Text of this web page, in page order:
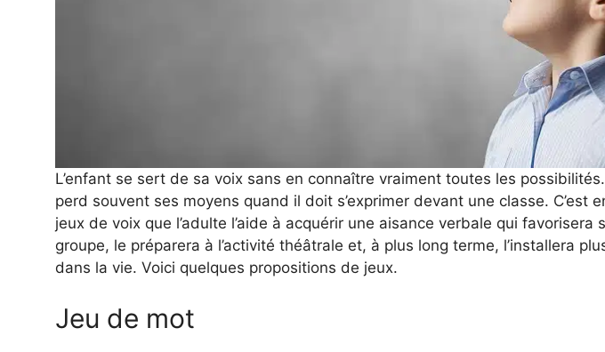
L’enfant se sert de sa voix sans en connaître vraiment toutes les
perd souvent ses moyens quand il doit s’exprimer devant une classe. C’est
jeux de voix que l’adulte l’aide à acquérir une aisance verbale qui favorisera
groupe, le préparera à l’activité théâtrale et, à plus long terme, l’installera
dans la vie. Voici quelques propositions de jeux.
Jeu de mot